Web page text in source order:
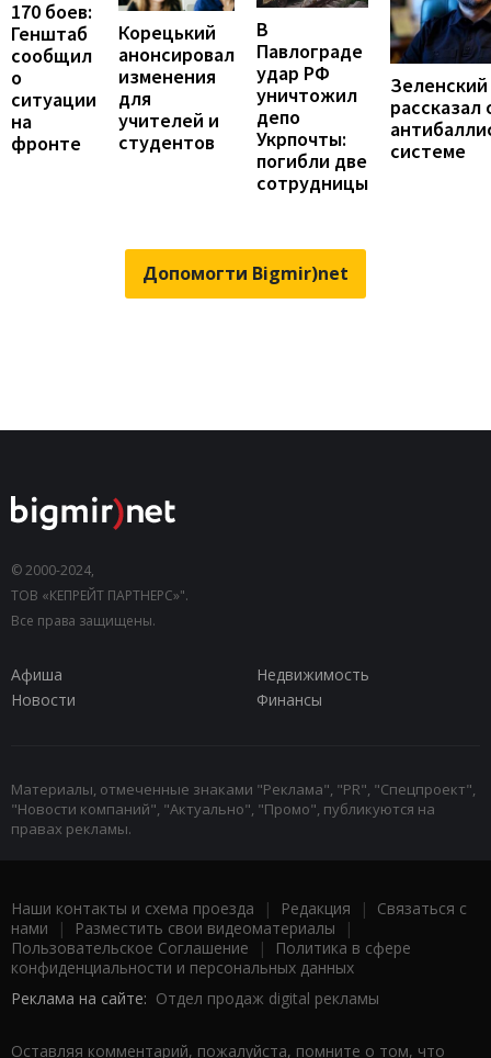
170 боев:
Генштаб
сообщил
о
ситуации
на
фронте
Корецький
анонсировал
изменения
для
учителей и
студентов
В
Павлограде
удар РФ
уничтожил
депо
Укрпочты:
погибли две
сотрудницы
Зеленский
рассказал
системе
Допомогти Bigmir)net
© 2000-2024,
ТОВ «КЕПРЕЙТ ПАРТНЕРС»".
Все права защищены.
Афиша
Недвижимость
Новости
Финансы
Материалы, отмеченные знаками "Реклама", "PR", "Спецпроект",
"Новости компаний", "Актуально", "Промо", публикуются на
правах рекламы.
Наши контакты и схема проезда | Редакция | Связаться с
нами | Разместить свои видеоматериалы |
Пользовательское Соглашение |
Политика в сфере
конфиденциальности и персональных данных
Реклама на сайте: Отдел продаж digital рекламы
Оставляя комментарий, пожалуйста, помните о том, что